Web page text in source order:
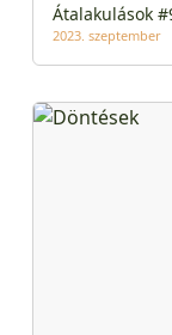
Átalakulások
2023. szeptember